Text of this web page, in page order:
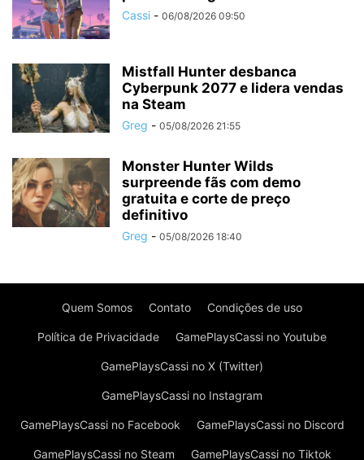
Cassi - 06/08/2026 09:50
Mistfall Hunter desbanca
Cyberpunk 2077 e lidera vendas
na Steam
Greg - 05/08/2026 21:55
Monster Hunter Wilds
surpreende fãs com demo
gratuita e corte de preço
definitivo
Greg - 05/08/2026 18:40
Quem Somos Contato Condições de uso
Política de Privacidade GamePlaysCassi no Youtube
GamePlaysCassi no X (Twitter)
GamePlaysCassi no Instagram
GamePlaysCassi no Facebook GamePlaysCassi no Discord
GamePlaysCassi no Steam GamePlaysCassi no Tiktok